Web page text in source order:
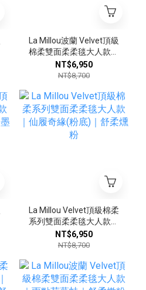
La Millou波蘭 Velvet頂級
棉柔雙面柔柔毯大人款｜
澳洲森友會(藍底)｜舒柔
深灰
NT$6,950
NT$8,700
La Millou Velvet頂級棉柔
系列雙面柔柔毯大人款｜
仙履奇緣(粉底)｜舒柔燻
粉
NT$6,950
NT$8,700